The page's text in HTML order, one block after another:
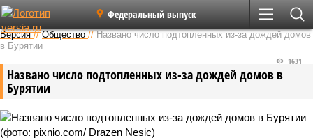
Федеральный выпуск
Версия //Общество //Названо число подтопленных из-за дождей домов
в Бурятии
Названо число подтопленных из-за дождей домов в
Бурятии
1631